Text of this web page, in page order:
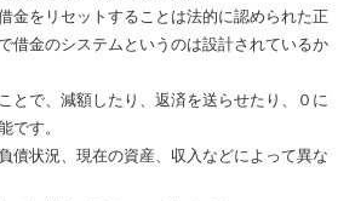
金をリセットすることは法的に認められた正
借金のシステムというのは設計されているか
とで、減額したり、返済を送らせたり、０に
です。
債状況、現在の資産、収入などによって異な